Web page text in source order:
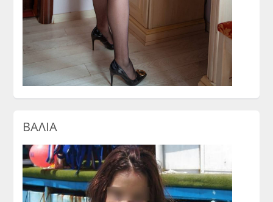
ΒΑΛΙΑ